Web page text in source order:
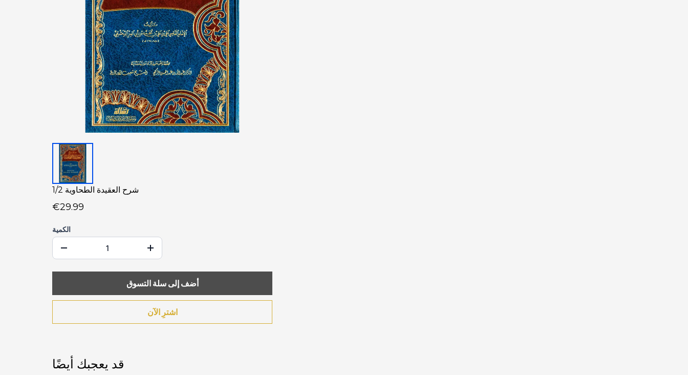
شرح العقيدة الطحاوية 1/2
€29.99
الكمية
أضف إلى سلة التسوق
اشترِ الآن
قد يعجبك أيضًا